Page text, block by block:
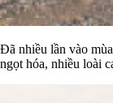
Đã nhiều lần vào
ngọt hóa, nhiều loài